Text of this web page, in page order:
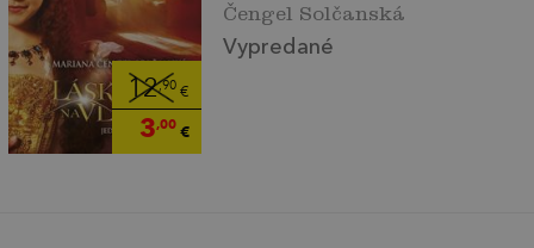
12,90€
3,00€
Čengel Solčanská
Vypredané